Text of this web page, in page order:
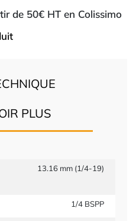
de 50€ HT en Colissimo
PLUS
13.16 mm (1/4-19)
1/4 BSPP